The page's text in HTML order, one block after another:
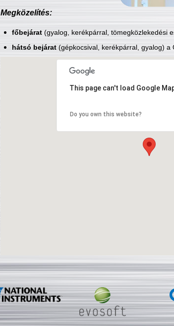
Megközelítés:
főbejárat(gyalog, kerékpárral, tömegközlekedési
hátsó bejárat(gépkocsival, kerékpárral, gyalog) a
This page can't load Google
Do you own this website?